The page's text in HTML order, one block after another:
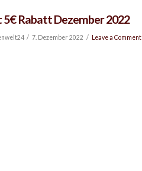
5€ Rabatt Dezember 2022
7. Dezember 2022 Leave a Comment